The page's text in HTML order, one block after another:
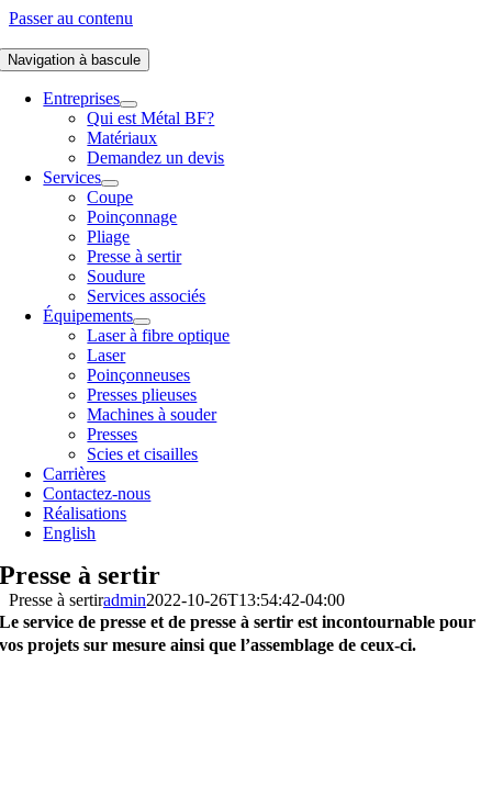
Passer au contenu
Navigation à bascule
Entreprises
Qui est Métal BF?
Matériaux
Demandez un devis
Services
Coupe
Poinçonnage
Pliage
Presse à sertir
Soudure
Services associés
Équipements
Laser à fibre optique
Laser
Poinçonneuses
Presses plieuses
Machines à souder
Presses
Scies et cisailles
Carrières
Contactez-nous
Réalisations
English
Presse à sertir
Presse à sertiradmin2022-10-26T13:54:42-04:00
Le service de presse et de presse à sertir est incontournable pour
vos projets sur mesure ainsi que l’assemblage de ceux-ci.